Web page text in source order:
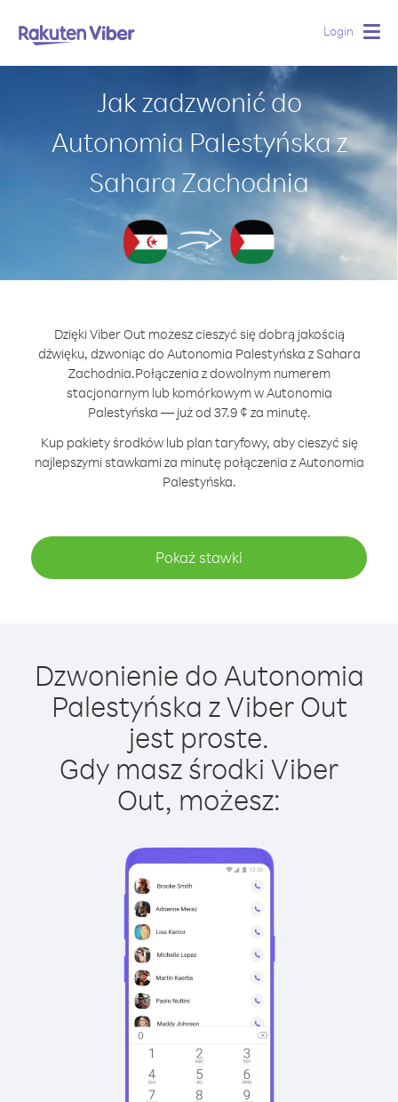
Login
Jak zadzwonić do
Autonomia Palestyńska z
Sahara Zachodnia
Dzięki Viber Out możesz cieszyć się dobrą jakością
dźwięku, dzwoniąc do Autonomia Palestyńska z Sahara
Zachodnia.Połączenia z dowolnym numerem
stacjonarnym lub komórkowym w Autonomia
Palestyńska — już od 37.9 ¢ za minutę.
Kup pakiety środków lub plan taryfowy, aby cieszyć się
najlepszymi stawkami za minutę połączenia z Autonomia
Palestyńska.
Pokaż stawki
Dzwonienie do Autonomia
Palestyńska z Viber Out
jest proste.
Gdy masz środki Viber
Out, możesz: